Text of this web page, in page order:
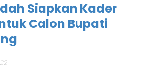
Siapkan Kader
Calon Bupati